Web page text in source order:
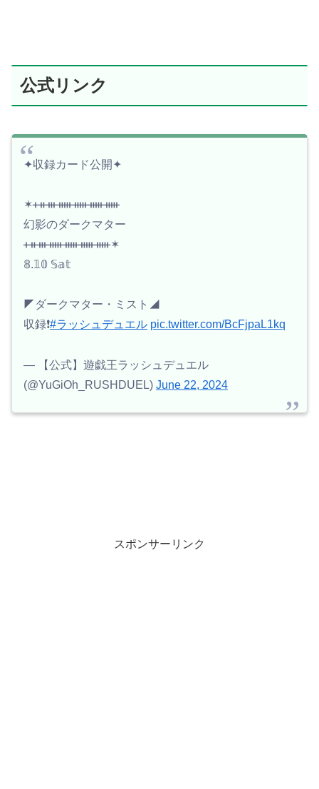
公式リンク
✦収録カード公開✦
✶ᚐᚑᚒᚔᚔᚔᚔ
幻影のダークマター
ᚐᚑᚒᚔᚔᚔᚔ✶
𝟠.𝟙𝟘 𝕊𝕒𝕥
◤ダークマター・ミスト◢
収録❗️#ラッシュデュエル pic.twitter.com/BcFjpaL1kq
— 【公式】遊戯王ラッシュデュエル
(@YuGiOh_RUSHDUEL) June 22, 2024
スポンサーリンク